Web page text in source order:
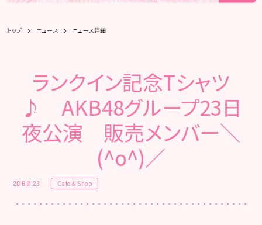
トップ ニュース ニュース詳細
ランクイン記念Tシャツ
♪ AKB48グループ23日
夜公演 販売メンバー＼
(^o^)／
2016.01.23 Cafe & Shop